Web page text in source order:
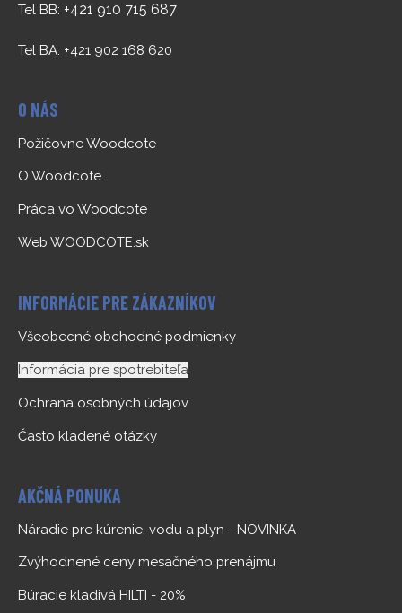
Tel BB: +421 910 715 687
Tel BA: +421 902 168 620
O NÁS
Požičovne Woodcote
O Woodcote
Práca vo Woodcote
Web WOODCOTE.sk
INFORMÁCIE PRE ZÁKAZNÍKOV
Všeobecné obchodné podmienky
Informácia pre spotrebiteľa
Ochrana osobných údajov
Často kladené otázky
AKČNÁ PONUKA
Náradie pre kúrenie, vodu a plyn - NOVINKA
Zvýhodnené ceny mesačného prenájmu
Búracie kladivá HILTI - 20%